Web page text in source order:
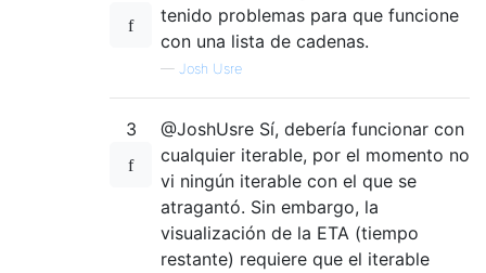
tenido problemas para que funcione
con una lista de cadenas.
— Josh Usre
3
@JoshUsre Sí, debería funcionar con
cualquier iterable, por el momento no
vi ningún iterable con el que se
atragantó. Sin embargo, la
visualización de la ETA (tiempo
restante) requiere que el iterable